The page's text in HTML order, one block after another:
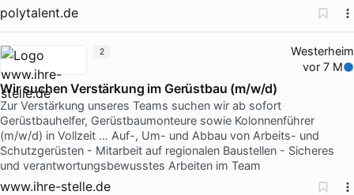
polytalent.de
Westerheim
vor 7 M
Wir suchen Verstärkung im Gerüstbau (m/w/d)
Zur Verstärkung unseres Teams suchen wir ab sofort
Gerüstbauhelfer, Gerüstbaumonteure sowie Kolonnenführer
(m/w/d) in Vollzeit … Auf-, Um- und Abbau von Arbeits- und
Schutzgerüsten - Mitarbeit auf regionalen Baustellen - Sicheres
und verantwortungsbewusstes Arbeiten im Team
www.ihre-stelle.de
2